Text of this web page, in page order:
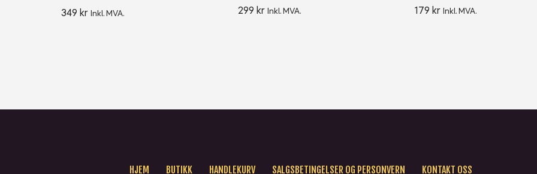
349 kr Inkl. MVA. 299 kr Inkl. MVA. 179kr Inkl. MVA.
HJEM BUTIKK HANDLEKURV SALGSBETINGELSER OG PERSONVERN KONTAKT OSS